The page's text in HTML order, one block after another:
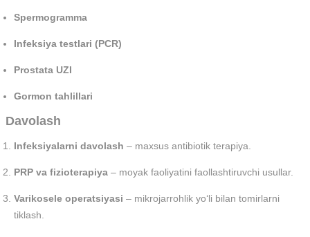
Spermogramma
Infeksiya testlari (PCR)
Prostata UZI
Gormon tahlillari
Davolash
Infeksiyalarni davolash – maxsus antibiotik terapiya.
PRP va fizioterapiya – moyak faoliyatini faollashtiruvchi usullar.
Varikosele operatsiyasi – mikrojarrohlik yo‘li bilan tomirlarni
tiklash.